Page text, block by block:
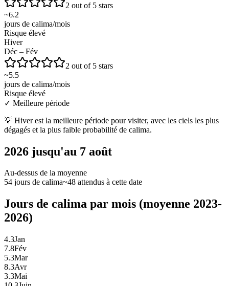
2 out of 5 stars
~6.2
jours de calima/mois
Risque élevé
Hiver
Déc – Fév
2 out of 5 stars
~5.5
jours de calima/mois
Risque élevé
✓ Meilleure période
💡 Hiver est la meilleure période pour visiter, avec les ciels les plus
dégagés et la plus faible probabilité de calima.
2026 jusqu'au 7 août
Au-dessus de la moyenne
54 jours de calima~48 attendus à cette date
Jours de calima par mois (moyenne 2023-
2026)
4.3Jan
7.8Fév
5.3Mar
8.3Avr
3.3Mai